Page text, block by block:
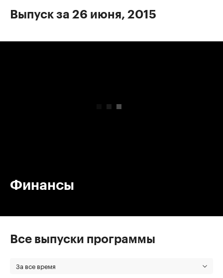
Выпуск за 26 июня, 2015
Финансы
Все выпуски программы
За все время